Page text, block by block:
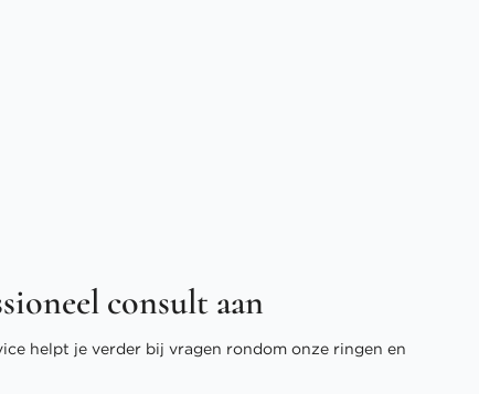
consult aan
helpt je verder bij vragen rondom onze ringen en